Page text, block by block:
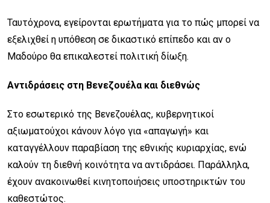
Ταυτόχρονα, εγείρονται ερωτήματα για το πώς μπορεί να
εξελιχθεί η υπόθεση σε δικαστικό επίπεδο και αν ο
Μαδούρο θα επικαλεστεί πολιτική δίωξη.
Αντιδράσεις στη Βενεζουέλα και διεθνώς
Στο εσωτερικό της Βενεζουέλας, κυβερνητικοί
αξιωματούχοι κάνουν λόγο για «απαγωγή» και
καταγγέλλουν παραβίαση της εθνικής κυριαρχίας, ενώ
καλούν τη διεθνή κοινότητα να αντιδράσει. Παράλληλα,
έχουν ανακοινωθεί κινητοποιήσεις υποστηρικτών του
καθεστώτος.